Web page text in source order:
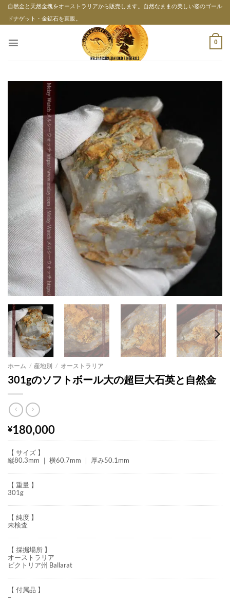
Skip自然金と天然金塊をオーストラリアから販売します。自然なままの美しい姿のゴール
ドナゲット・金鉱石を直販。
0
ホーム / 産地別 / オーストラリア
301gのソフトボール大の超巨大石英と自然金
¥180,000
【 サイズ 】
縦80.3mm ｜ 横60.7mm ｜ 厚み50.1mm
【 重量 】
301g
【 純度 】
未検査
【 採掘場所 】
オーストラリア
ビクトリア州 Ballarat
【 付属品 】
–